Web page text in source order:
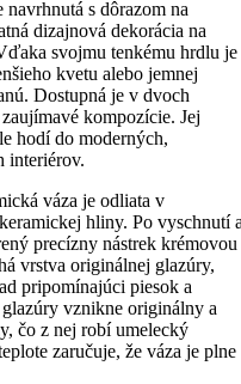
navrhnutá s dôrazom na
dizajnová dekorácia na
svojmu tenkému hrdlu je
kvetu alebo jemnej
Dostupná je v dvoch
kompozície. Jej
hodí do moderných,
interiérov.
váza je odliata v
hliny. Po vyschnutí
precízny nástrek krémovou
vrstva originálnej glazúry,
pripomínajúci piesok a
vznikne originálny a
čo z nej robí umelecký
zaručuje, že váza je plne